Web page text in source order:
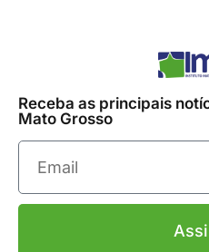
Receba as principais
Mato Grosso